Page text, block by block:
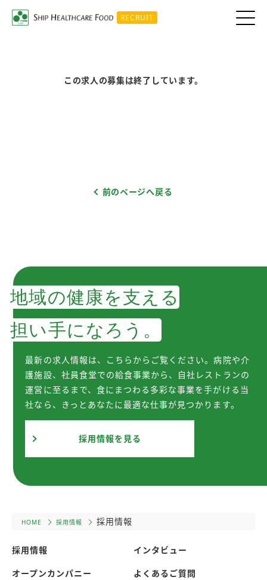
RECRUIT
この求人の募集は終了しています。
前のページへ戻る
地域の健康を支える
担い手になろう。
最新の求人情報は、こちらからご覧ください。病院や介
護施設、社員食堂での給食事業から、自社レストランの
運営に至るまで、食にまつわる多彩な事業を手がける当
社なら、きっとあなたに最適な仕事が見つかります。
採用情報を見る
HOME 採用情報 採用情報
採用情報 インタビュー
オープンカンパニー よくあるご質問